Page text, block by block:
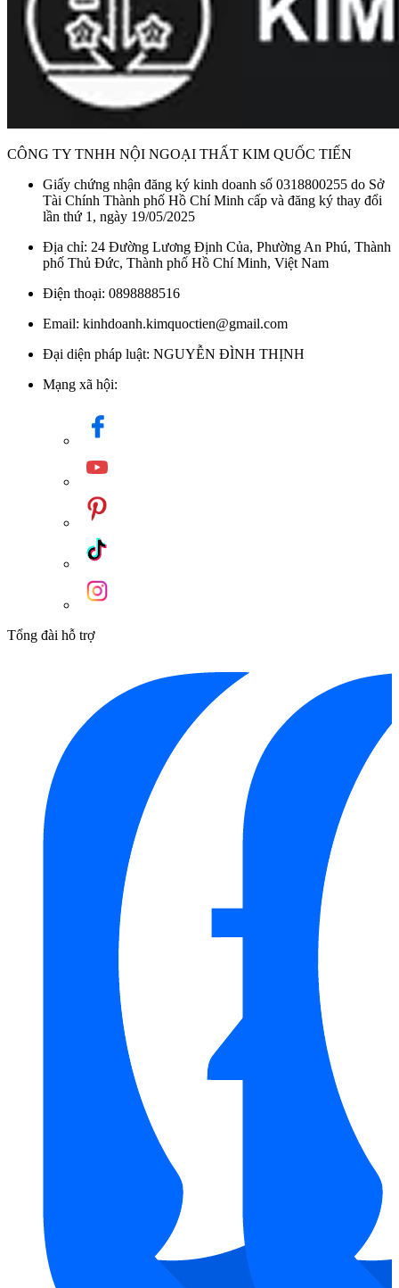
CÔNG TY TNHH NỘI NGOẠI THẤT KIM QUỐC TIẾN
Giấy chứng nhận đăng ký kinh doanh số 0318800255 do Sở
Tài Chính Thành phố Hồ Chí Minh cấp và đăng ký thay đổi
lần thứ 1, ngày 19/05/2025
Địa chỉ: 24 Đường Lương Định Của, Phường An Phú, Thành
phố Thủ Đức, Thành phố Hồ Chí Minh, Việt Nam
Điện thoại: 0898888516
Email: kinhdoanh.kimquoctien@gmail.com
Đại diện pháp luật: NGUYỄN ĐÌNH THỊNH
Mạng xã hội:
Tổng đài hỗ trợ